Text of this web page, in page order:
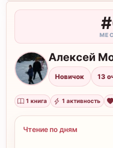
А Алексей
Новичок 13
1 книга 1 активность
Чтение по дням